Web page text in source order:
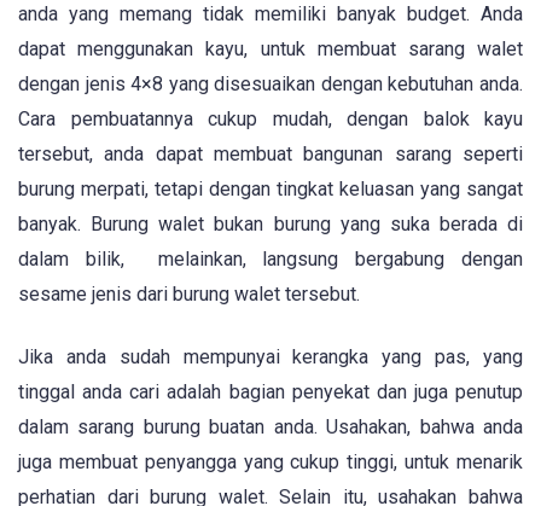
anda yang memang tidak memiliki banyak budget. Anda
dapat menggunakan kayu, untuk membuat sarang walet
dengan jenis 4×8 yang disesuaikan dengan kebutuhan anda.
Cara pembuatannya cukup mudah, dengan balok kayu
tersebut, anda dapat membuat bangunan sarang seperti
burung merpati, tetapi dengan tingkat keluasan yang sangat
banyak. Burung walet bukan burung yang suka berada di
dalam bilik, melainkan, langsung bergabung dengan
sesame jenis dari burung walet tersebut.
Jika anda sudah mempunyai kerangka yang pas, yang
tinggal anda cari adalah bagian penyekat dan juga penutup
dalam sarang burung buatan anda. Usahakan, bahwa anda
juga membuat penyangga yang cukup tinggi, untuk menarik
perhatian dari burung walet. Selain itu, usahakan bahwa